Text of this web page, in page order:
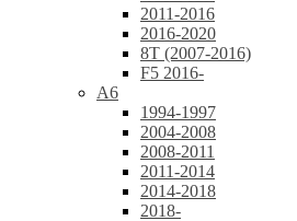
2011-2016
2016-2020
8T (2007-2016)
F5 2016-
A6
1994-1997
2004-2008
2008-2011
2011-2014
2014-2018
2018-